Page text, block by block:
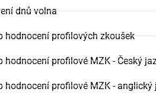
dnů volna
hodnocení profilových zkoušek
hodnocení profilové MZK - Český
hodnocení profilové MZK - anglický